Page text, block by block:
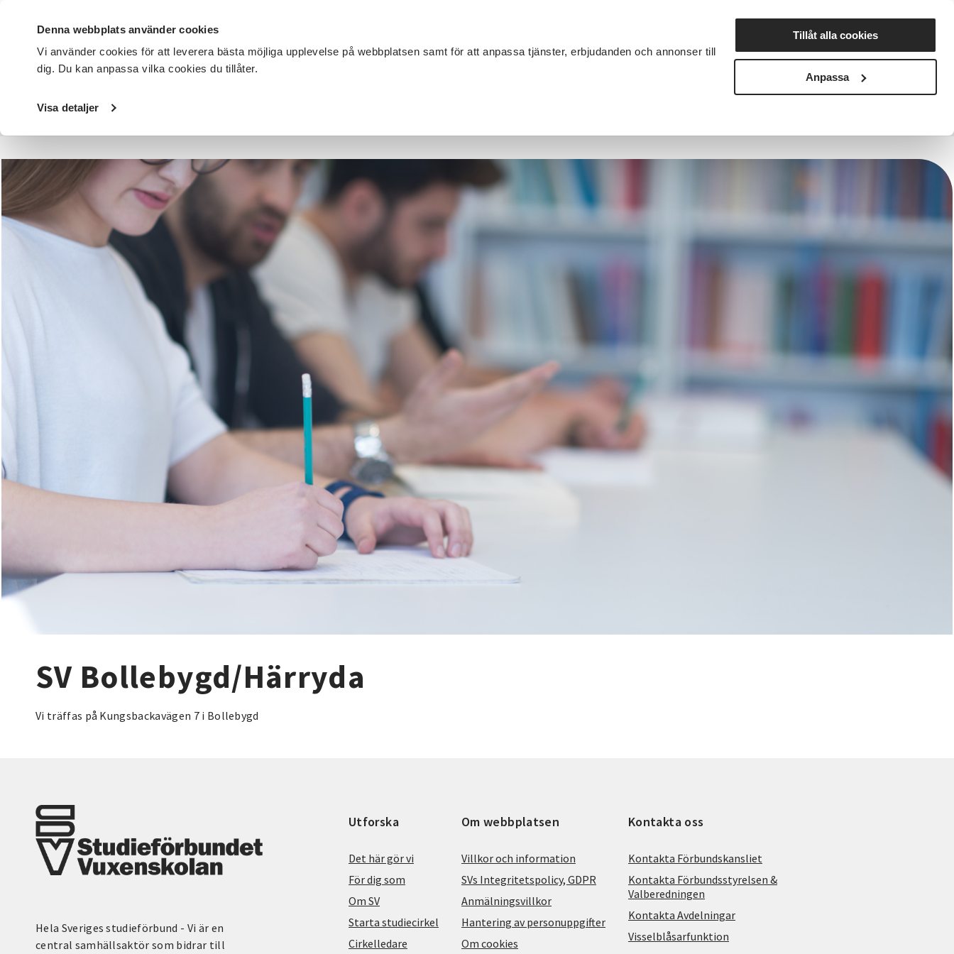
Denna webbplats använder cookies
Vi använder cookies för att leverera bästa möjliga upplevelse på webbplatsen samt för att anpassa tjänster, erbjudanden och annonser till
dig. Du kan anpassa vilka cookies du tillåter.
Visa detaljer
Tillåt alla cookies
Anpassa
DET HÄR GÖR VI FÖR DIG SOM SÖK KURSER OCH EVENEMANG Nyheter Avdelningar
Startsida / Avdelningar
SV Bollebygd/Härryda
Vi träffas på Kungsbackavägen 7 i Bollebygd
Hela Sveriges studieförbund - Vi är en
central samhällsaktör som bidrar till
Utforska
Det här gör vi
För dig som
Om SV
Starta studiecirkel
Cirkelledare
Om webbplatsen
Villkor och information
SVs Integritetspolicy, GDPR
Anmälningsvillkor
Hantering av personuppgifter
Om cookies
Kontakta oss
Kontakta Förbundskansliet
Kontakta Förbundsstyrelsen &
Valberedningen
Kontakta Avdelningar
Visselblåsarfunktion